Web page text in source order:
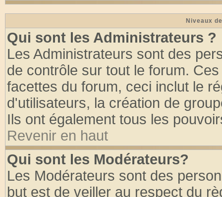
Niveaux
Qui sont les Administrateurs ?
Les Administrateurs sont des
de contrôle sur tout le forum.
facettes du forum, ceci inclut le
d'utilisateurs, la création de
Ils ont également tous les
Revenir en haut
Qui sont les Modérateurs?
Les Modérateurs sont des
but est de veiller au respect du